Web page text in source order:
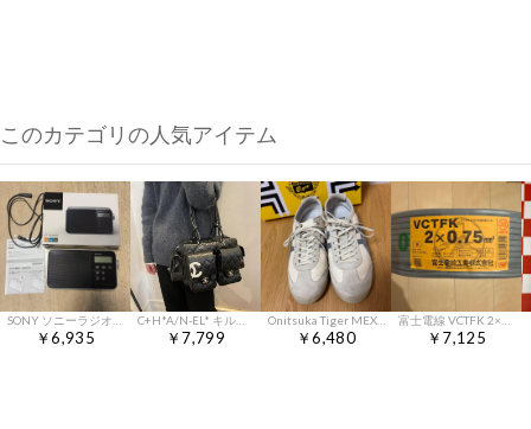
このカテゴリの人気アイテム
￥6,935
C+H*A/N-EL* キルティング ショルダーバッグ
￥7,799
Onitsuka Tiger MEXICO 66 スニーカー 23センチ
￥6,480 ￥7,125